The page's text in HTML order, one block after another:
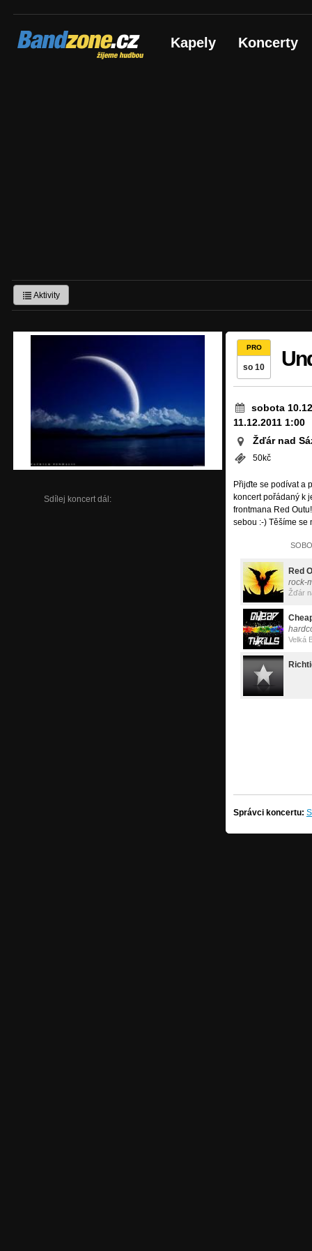
Bandzone.cz
žijeme hudbou Kapely Koncerty
Aktivity
Sdílej koncert dál:
PRO
so 10
sobota
11.12.2011 1:00
Žďár nad
50kč
Přijďte se podívat a
koncert pořádaný k
frontmana Red
sebou :-) Těšíme se
Red
rock-
Žďár
Velká
Správci koncertu: